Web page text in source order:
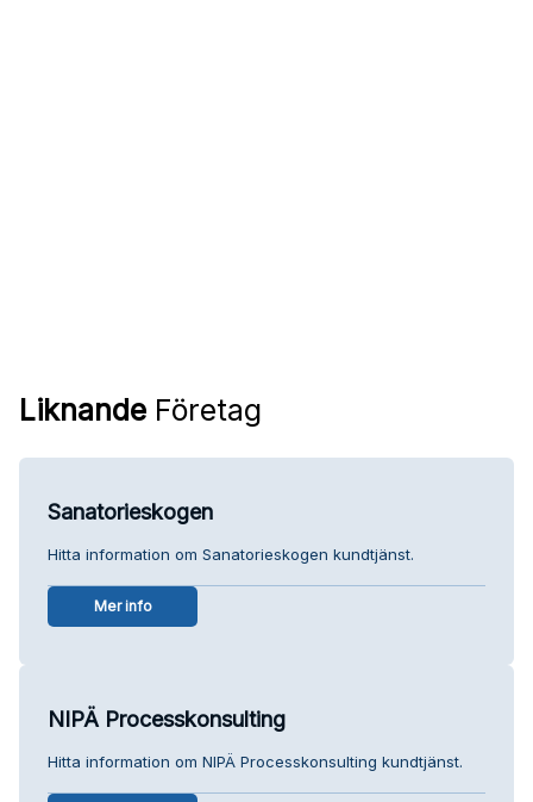
Liknande Företag
Sanatorieskogen
Hitta information om Sanatorieskogen kundtjänst.
Mer info
NIPÄ Processkonsulting
Hitta information om NIPÄ Processkonsulting kundtjänst.